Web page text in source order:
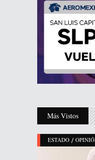
Más Vistos
ESTADO /